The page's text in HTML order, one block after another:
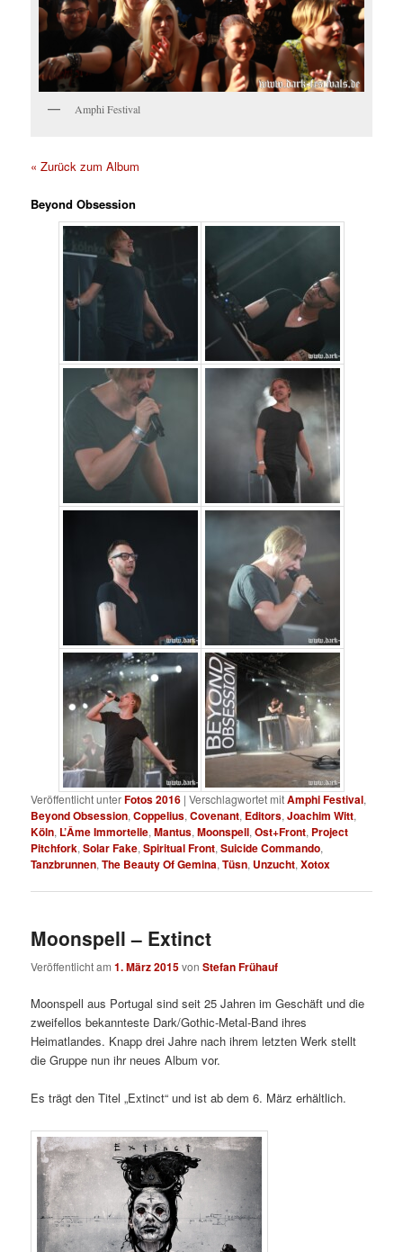
Amphi Festival
« Zurück zum Album
Beyond Obsession
Veröffentlicht unterFotos 2016 |Verschlagwortet mitAmphi Festival,
Beyond Obsession,Coppelius,Covenant, Editors,Joachim Witt,
Köln, L’Âme Immortelle,Mantus,Moonspell,Ost+Front, Project
Pitchfork,Solar Fake,Spiritual Front,Suicide Commando,
Tanzbrunnen,The Beauty Of Gemina,Tüsn, Unzucht,Xotox
Moonspell – Extinct
Veröffentlicht am1. März 2015vonStefan Frühauf
Moonspell aus Portugal sind seit 25 Jahren im Geschäft und die
zweifellos bekannteste Dark/Gothic-Metal-Band ihres
Heimatlandes. Knapp drei Jahre nach ihrem letzten Werk stellt
die Gruppe nun ihr neues Album vor.
Es trägt den Titel „Extinct“ und ist ab dem 6. März erhältlich.